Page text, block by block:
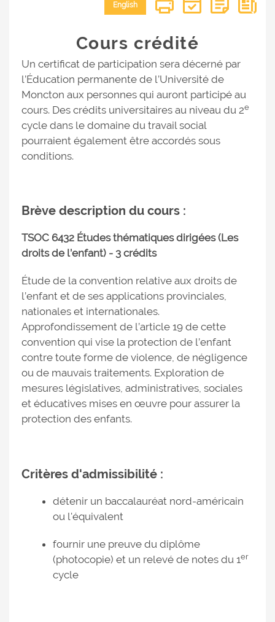
English
Cours crédité
Un certificat de participation sera décerné par
l’Éducation permanente de l’Université de
Moncton aux personnes qui auront participé au
cours. Des crédits universitaires au niveau du 2e
cycle dans le domaine du travail social
pourraient également être accordés sous
conditions.
Brève description du cours :
TSOC 6432 Études thématiques dirigées (Les
droits de l’enfant) - 3 crédits
Étude de la convention relative aux droits de
l’enfant et de ses applications provinciales,
nationales et internationales.
Approfondissement de l’article 19 de cette
convention qui vise la protection de l’enfant
contre toute forme de violence, de négligence
ou de mauvais traitements. Exploration de
mesures législatives, administratives, sociales
et éducatives mises en œuvre pour assurer la
protection des enfants.
Critères d'admissibilité :
détenir un baccalauréat nord-américain
ou l'équivalent
fournir une preuve du diplôme
(photocopie) et un relevé de notes du 1er
cycle